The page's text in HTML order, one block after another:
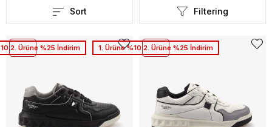
Filtering
Sort
2. Ürüne %25 İndirim 1. Ürüne %10 2. Ürüne %25 İndirim